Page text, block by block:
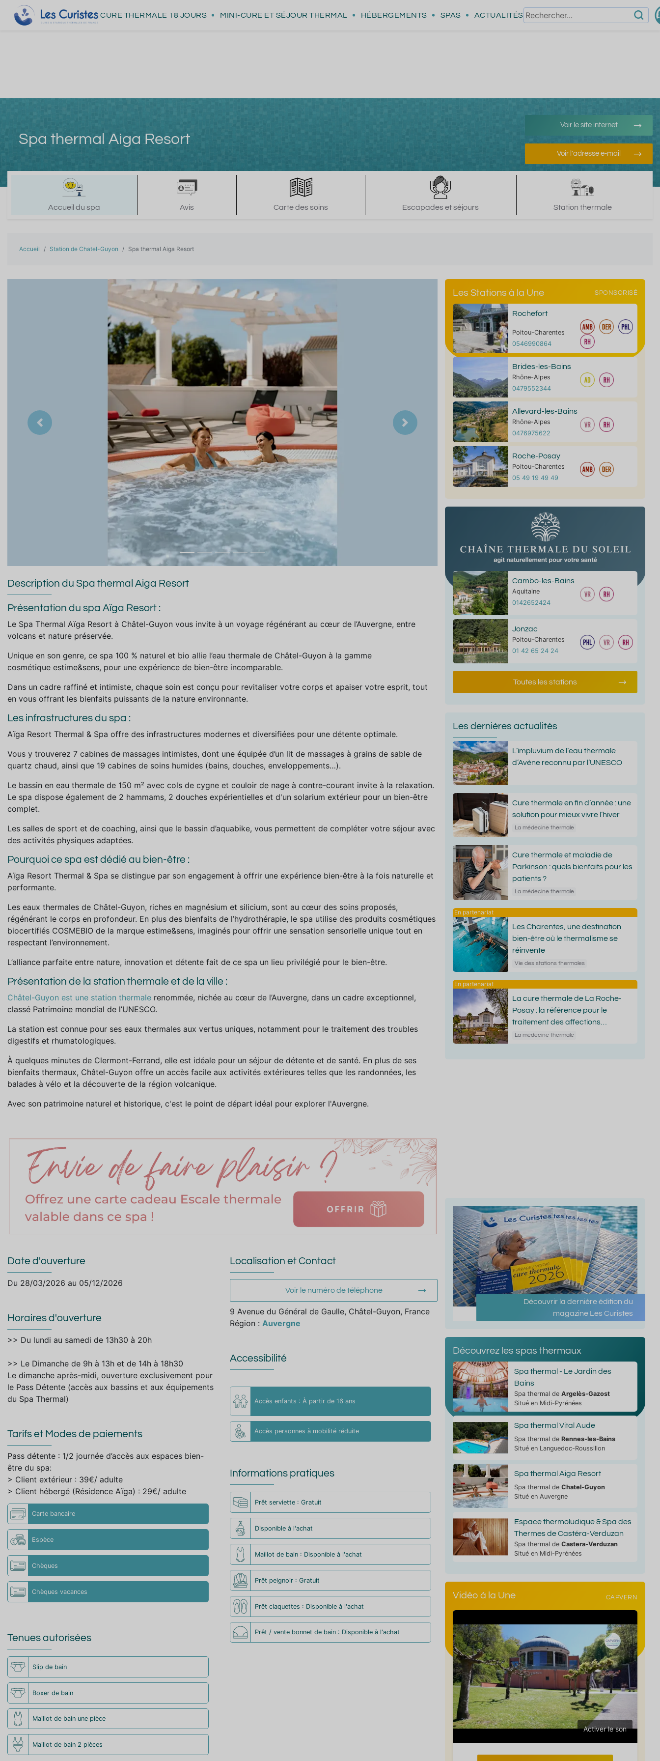
CURE THERMALE 18 JOURS MINI-CURE ET SÉJOUR THERMAL HÉBERGEMENTS SPAS ACTUALITÉS
Spa thermal Aiga Resort
Voir le site internet
Voir l'adresse e-mail
Accueil du spa Avis Carte des soins Escapades et séjours Station thermale
Accueil Station de Chatel-Guyon Spa thermal Aiga Resort
Précedent Suivant
Description du Spa thermal Aiga Resort
Présentation du spa Aïga Resort :
Le Spa Thermal Aïga Resort à Châtel-Guyon vous invite à un voyage régénérant au cœur de l’Auvergne, entre
volcans et nature préservée.
Unique en son genre, ce spa 100 % naturel et bio allie l’eau thermale de Châtel-Guyon à la gamme
cosmétique estime&sens, pour une expérience de bien-être incomparable.
Dans un cadre raffiné et intimiste, chaque soin est conçu pour revitaliser votre corps et apaiser votre esprit, tout
en vous offrant les bienfaits puissants de la nature environnante.
Les infrastructures du spa :
Aïga Resort Thermal & Spa offre des infrastructures modernes et diversifiées pour une détente optimale.
Vous y trouverez 7 cabines de massages intimistes, dont une équipée d’un lit de massages à grains de sable de
quartz chaud, ainsi que 19 cabines de soins humides (bains, douches, enveloppements…).
Le bassin en eau thermale de 150 m² avec cols de cygne et couloir de nage à contre-courant invite à la relaxation.
Le spa dispose également de 2 hammams, 2 douches expérientielles et d'un solarium extérieur pour un bien-être
complet.
Les salles de sport et de coaching, ainsi que le bassin d’aquabike, vous permettent de compléter votre séjour avec
des activités physiques adaptées.
Pourquoi ce spa est dédié au bien-être :
Aïga Resort Thermal & Spa se distingue par son engagement à offrir une expérience bien-être à la fois naturelle et
performante.
Les eaux thermales de Châtel-Guyon, riches en magnésium et silicium, sont au cœur des soins proposés,
régénérant le corps en profondeur. En plus des bienfaits de l’hydrothérapie, le spa utilise des produits cosmétiques
biocertifiés COSMEBIO de la marque estime&sens, imaginés pour offrir une sensation sensorielle unique tout en
respectant l’environnement.
L’alliance parfaite entre nature, innovation et détente fait de ce spa un lieu privilégié pour le bien-être.
Présentation de la station thermale et de la ville :
Châtel-Guyon est une station thermale renommée, nichée au cœur de l’Auvergne, dans un cadre exceptionnel,
classé Patrimoine mondial de l’UNESCO.
La station est connue pour ses eaux thermales aux vertus uniques, notamment pour le traitement des troubles
digestifs et rhumatologiques.
À quelques minutes de Clermont-Ferrand, elle est idéale pour un séjour de détente et de santé. En plus de ses
bienfaits thermaux, Châtel-Guyon offre un accès facile aux activités extérieures telles que les randonnées, les
balades à vélo et la découverte de la région volcanique.
Avec son patrimoine naturel et historique, c'est le point de départ idéal pour explorer l'Auvergne.
Date d'ouverture
Du 28/03/2026 au 05/12/2026
Horaires d'ouverture
>> Du lundi au samedi de 13h30 à 20h
>> Le Dimanche de 9h à 13h et de 14h à 18h30
Le dimanche après-midi, ouverture exclusivement pour
le Pass Détente (accès aux bassins et aux équipements
du Spa Thermal)
Tarifs et Modes de paiements
Pass détente : 1/2 journée d’accès aux espaces bien-
être du spa:
> Client extérieur : 39€/ adulte
> Client hébergé (Résidence Aïga) : 29€/ adulte
Carte bancaire
Espèce
Chèques
Chèques vacances
Tenues autorisées
Slip de bain
Boxer de bain
Maillot de bain une pièce
Maillot de bain 2 pièces
Localisation et Contact
Voir le numéro de téléphone
9 Avenue du Général de Gaulle, Châtel-Guyon, France
Région : Auvergne
Accessibilité
Accès enfants : À partir de 16 ans
Accès personnes à mobilité réduite
Informations pratiques
Prêt serviette : Gratuit
Disponible à l'achat
Maillot de bain : Disponible à l'achat
Prêt peignoir : Gratuit
Prêt claquettes : Disponible à l'achat
Prêt / vente bonnet de bain : Disponible à l'achat
Les Stations à la Une SPONSORISÉ
Rochefort
Poitou-Charentes
0546990864
Brides-les-Bains
Rhône-Alpes
0479552344
Allevard-les-Bains
Rhône-Alpes
0476975622
Roche-Posay
Poitou-Charentes
05 49 19 49 49
Cambo-les-Bains
Aquitaine
0142652424
Jonzac
Poitou-Charentes
01 42 65 24 24
Toutes les stations
Les dernières actualités
L’impluvium de l’eau thermale
d’Avène reconnu par l’UNESCO
Cure thermale en fin d’année : une
solution pour mieux vivre l’hiver
La médecine thermale
Cure thermale et maladie de
Parkinson : quels bienfaits pour les
patients ?
La médecine thermale
Les Charentes, une destination
bien-être où le thermalisme se
réinvente
Vie des stations thermales
La cure thermale de La Roche-
Posay : la référence pour le
traitement des affections
dermatologiques
La médecine thermale
Découvrir la dernière édition du
magazine Les Curistes
Découvrez les spas thermaux
Spa thermal - Le Jardin des
Bains
Spa thermal de Argelès-Gazost
Situé en Midi-Pyrénées
Spa thermal Vital Aude
Spa thermal de Rennes-les-Bains
Situé en Languedoc-Roussillon
Spa thermal Aiga Resort
Spa thermal de Chatel-Guyon
Situé en Auvergne
Espace thermoludique & Spa des
Thermes de Castéra-Verduzan
Spa thermal de Castera-Verduzan
Situé en Midi-Pyrénées
Vidéo à la Une CAPVERN
Activer le son